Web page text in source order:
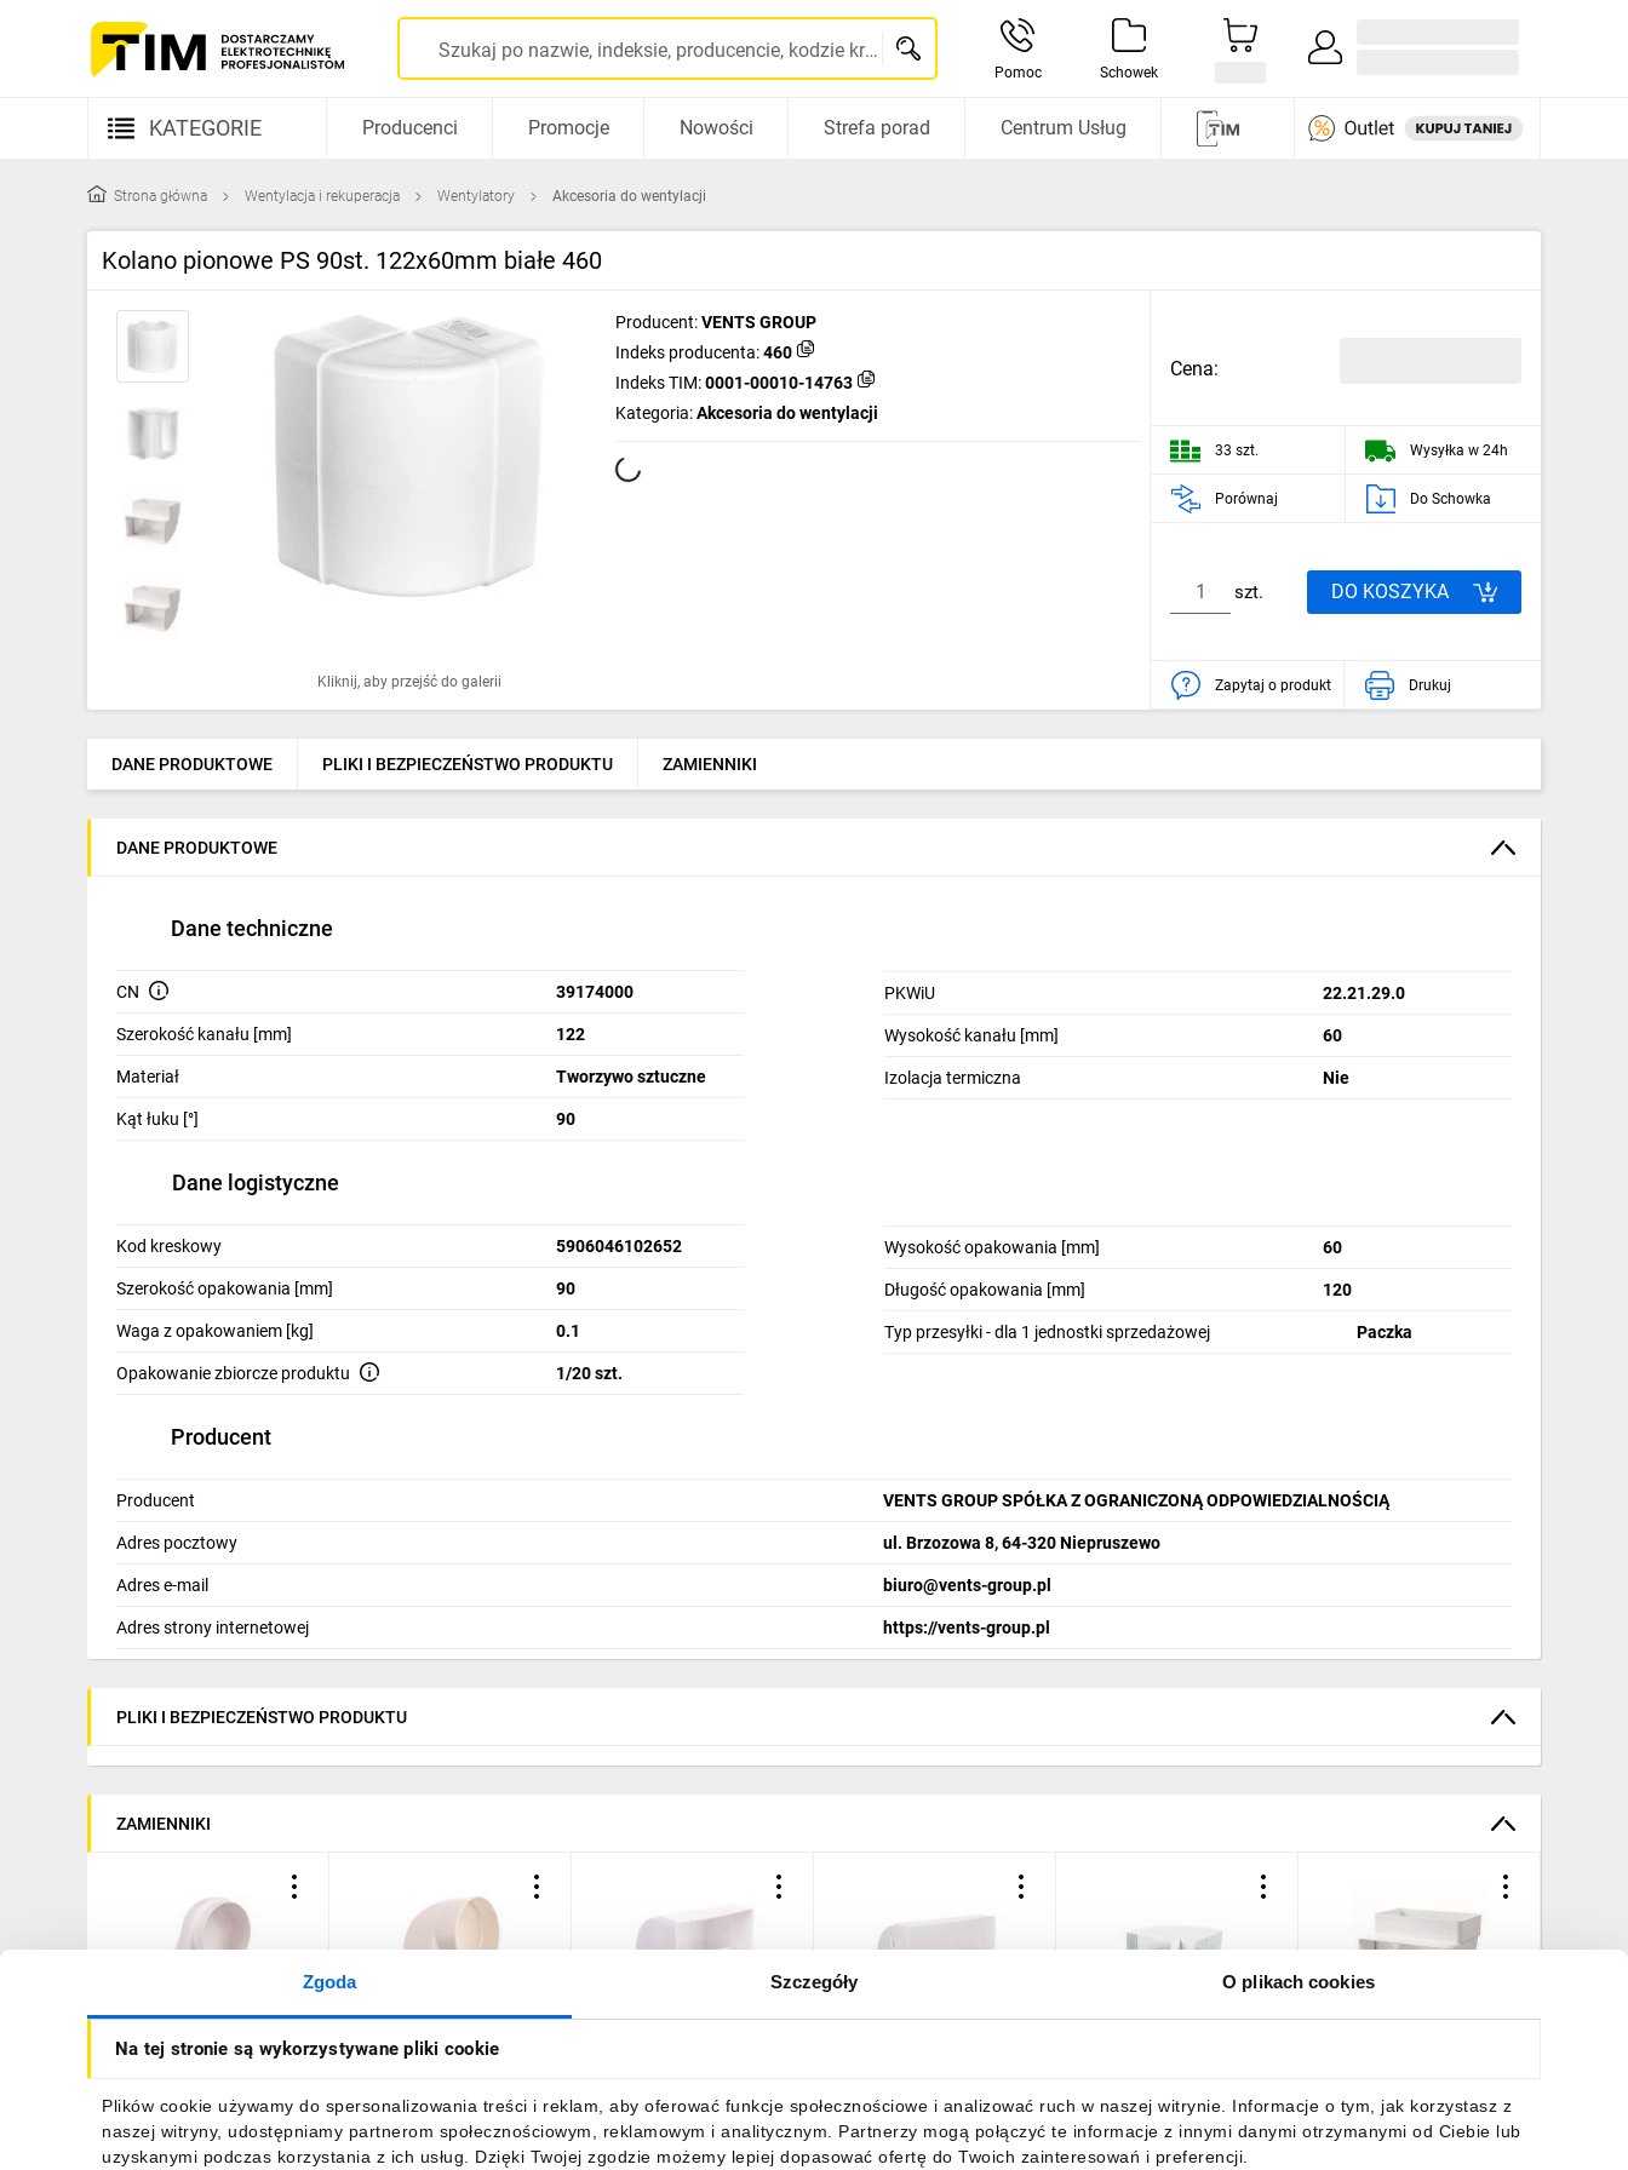
Zgoda Szczegóły O plikach cookies
Na tej stronie są wykorzystywane pliki cookie
Plików cookie używamy do spersonalizowania treści i reklam, aby oferować funkcje społecznościowe i analizować ruch w naszej witrynie. Informacje o tym, jak korzystasz z
naszej witryny, udostępniamy partnerom społecznościowym, reklamowym i analitycznym. Partnerzy mogą połączyć te informacje z innymi danymi otrzymanymi od Ciebie lub
uzyskanymi podczas korzystania z ich usług. Dzięki Twojej zgodzie możemy lepiej dopasować ofertę do Twoich zainteresowań i preferencji.
Szukaj po nazwie, indeksie, producencie, kodzie kreskowym...
Pomoc Schowek
KATEGORIE
Kable i przewody
Rozdzielnice i obudowy
Elementy prowadzenia kabli
Fotowoltaika
Oprawy oświetleniowe
Pompy ciepła
Ogrzewanie
Elektronarzędzia i mierniki
Dom i ogród
Budowa i Remont
Elektronika
Smart home
Energetyka wiatrowa
Wentylacja i rekuperacja
Producenci Promocje Nowości Strefa porad Centrum Usług
Strona główna Wentylacja i rekuperacja Wentylatory Akcesoria do wentylacji
Kolano pionowe PS 90st. 122x60mm białe 460
Kliknij, aby przejść do galerii
Producent:VENTS GROUP
Indeks producenta:460
Indeks TIM:0001-00010-14763
Kategoria:Akcesoria do wentylacji
Cena:
33 szt. Wysyłka w 24h
Porównaj Do Schowka
szt. DO KOSZYKA
Zapytaj o produkt Drukuj
DANE PRODUKTOWE PLIKI I BEZPIECZEŃSTWO PRODUKTU ZAMIENNIKI
DANE PRODUKTOWE
Dane techniczne
CN 39174000
Szerokość kanału [mm] 122
Materiał Tworzywo sztuczne
Kąt łuku [°] 90
PKWiU 22.21.29.0
Wysokość kanału [mm] 60
Izolacja termiczna Nie
Dane logistyczne
Kod kreskowy 5906046102652
Szerokość opakowania [mm] 90
Waga z opakowaniem [kg] 0.1
Opakowanie zbiorcze produktu 1/20 szt.
Wysokość opakowania [mm] 60
Długość opakowania [mm] 120
Typ przesyłki - dla 1 jednostki sprzedażowej Paczka
Producent
Producent VENTS GROUP SPÓŁKA Z OGRANICZONĄ ODPOWIEDZIALNOŚCIĄ
Adres pocztowy ul. Brzozowa 8, 64-320 Niepruszewo
Adres e-mail biuro@vents-group.pl
Adres strony internetowej https://vents-group.pl
PLIKI I BEZPIECZEŃSTWO PRODUKTU
ZAMIENNIKI
Kolano łącznikowe 90st.
60x204mm fi 150mm białe
25,68 złbrutto
Kolano pionowe
łącznikowe PS 122x60mm
12,09 zł brutto 12,30 zł brutto 26,96 złbrutto 28,94 zł brutto 23,03 złbrutto